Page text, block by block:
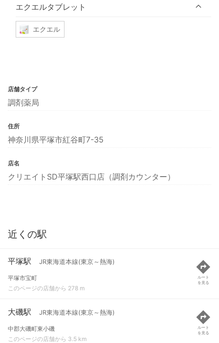
エクエルタブレット
エクエル
店舗タイプ
調剤薬局
住所
神奈川県平塚市紅谷町7-35
店名
クリエイトSD平塚駅西口店（調剤カウンター）
近くの駅
平塚駅 JR東海道本線(東京～熱海)
平塚市宝町
このページの店舗から 278 m
ルート
を見る
大磯駅 JR東海道本線(東京～熱海)
中郡大磯町東小磯
このページの店舗から 3.5 km
ルート
を見る